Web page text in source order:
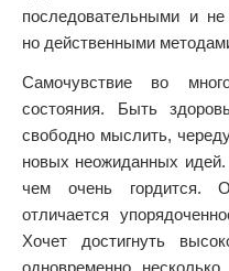
последовательными и не
но действенными
Самочувствие во
состояния. Быть
свободно мыслить,
новых неожиданных идей.
чем очень гордится.
отличается
Хочет достигнуть
одновременно